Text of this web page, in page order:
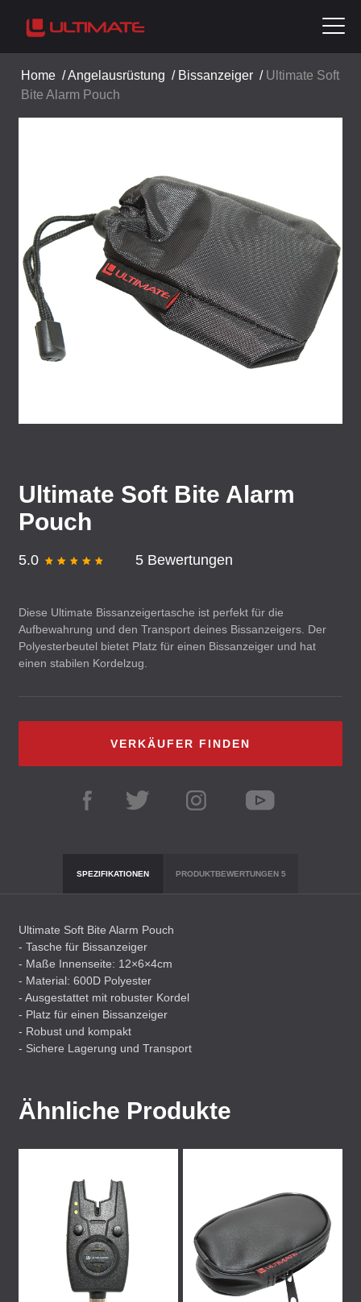
Home /Angelausrüstung / Bissanzeiger / Ultimate Soft
Bite Alarm Pouch
Ultimate Soft Bite Alarm
Pouch
5.0 5 Bewertungen
Diese Ultimate Bissanzeigertasche ist perfekt für die
Aufbewahrung und den Transport deines Bissanzeigers. Der
Polyesterbeutel bietet Platz für einen Bissanzeiger und hat
einen stabilen Kordelzug.
VERKÄUFER FINDEN
SPEZIFIKATIONEN PRODUKTBEWERTUNGEN5
Ultimate Soft Bite Alarm Pouch
- Tasche für Bissanzeiger
- Maße Innenseite: 12×6×4cm
- Material: 600D Polyester
- Ausgestattet mit robuster Kordel
- Platz für einen Bissanzeiger
- Robust und kompakt
- Sichere Lagerung und Transport
Ähnliche Produkte